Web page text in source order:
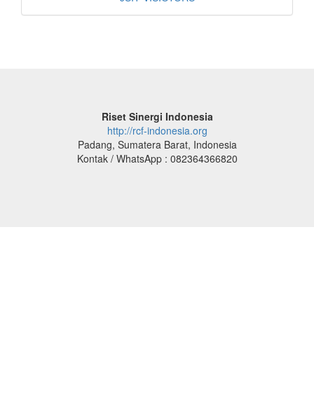
Riset Sinergi Indonesia
http://rcf-indonesia.org
Padang, Sumatera Barat, Indonesia
Kontak / WhatsApp : 082364366820